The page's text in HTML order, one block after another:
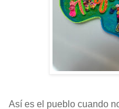
Así es el pueblo cuando